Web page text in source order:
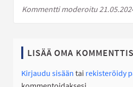
Kommentti moderoitu
LISÄÄ OMA
Kirjaudu sisään tai rekisteröidy